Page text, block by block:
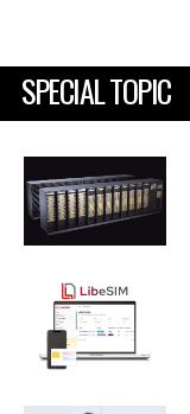
SPECIAL TOPIC